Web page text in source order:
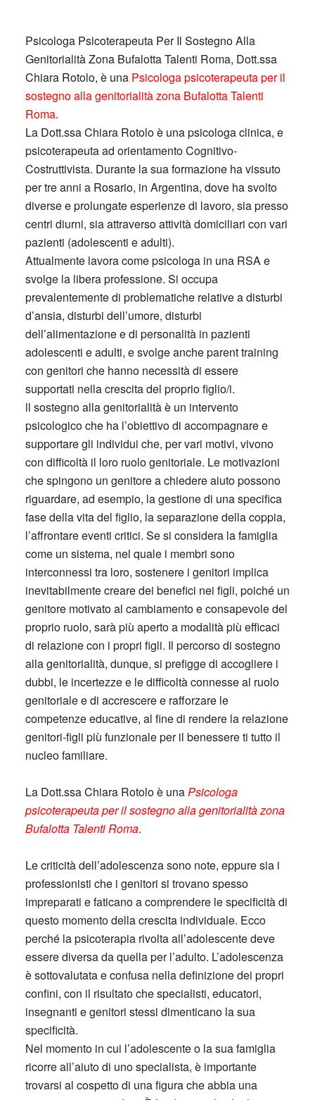
Psicologa Psicoterapeuta Per Il Sostegno Alla
Genitorialità Zona Bufalotta Talenti Roma, Dott.ssa
Chiara Rotolo, è una Psicologa psicoterapeuta per il
sostegno alla genitorialità zona Bufalotta Talenti
Roma.
La Dott.ssa Chiara Rotolo è una psicologa clinica, e
psicoterapeuta ad orientamento Cognitivo-
Costruttivista. Durante la sua formazione ha vissuto
per tre anni a Rosario, in Argentina, dove ha svolto
diverse e prolungate esperienze di lavoro, sia presso
centri diurni, sia attraverso attività domiciliari con vari
pazienti (adolescenti e adulti).
Attualmente lavora come psicologa in una RSA e
svolge la libera professione. Si occupa
prevalentemente di problematiche relative a disturbi
d’ansia, disturbi dell’umore, disturbi
dell’alimentazione e di personalità in pazienti
adolescenti e adulti, e svolge anche parent training
con genitori che hanno necessità di essere
supportati nella crescita del proprio figlio/i.
ll sostegno alla genitorialità è un intervento
psicologico che ha l’obiettivo di accompagnare e
supportare gli individui che, per vari motivi, vivono
con difficoltà il loro ruolo genitoriale. Le motivazioni
che spingono un genitore a chiedere aiuto possono
riguardare, ad esempio, la gestione di una specifica
fase della vita del figlio, la separazione della coppia,
l’affrontare eventi critici. Se si considera la famiglia
come un sistema, nel quale i membri sono
interconnessi tra loro, sostenere i genitori implica
inevitabilmente creare dei benefici nei figli, poiché un
genitore motivato al cambiamento e consapevole del
proprio ruolo, sarà più aperto a modalità più efficaci
di relazione con i propri figli. Il percorso di sostegno
alla genitorialità, dunque, si prefigge di accogliere i
dubbi, le incertezze e le difficoltà connesse al ruolo
genitoriale e di accrescere e rafforzare le
competenze educative, al fine di rendere la relazione
genitori-figli più funzionale per il benessere ti tutto il
nucleo familiare.
La Dott.ssa Chiara Rotolo è unaPsicologa
psicoterapeuta per il sostegno alla genitorialità zona
Bufalotta Talenti Roma.
Le criticità dell’adolescenza sono note, eppure sia i
professionisti che i genitori si trovano spesso
impreparati e faticano a comprendere le specificità di
questo momento della crescita individuale. Ecco
perché la psicoterapia rivolta all’adolescente deve
essere diversa da quella per l’adulto. L’adolescenza
è sottovalutata e confusa nella definizione dei propri
confini, con il risultato che specialisti, educatori,
insegnanti e genitori stessi dimenticano la sua
specificità.
Nel momento in cui l’adolescente o la sua famiglia
ricorre all’aiuto di uno specialista, è importante
trovarsi al cospetto di una figura che abbia una